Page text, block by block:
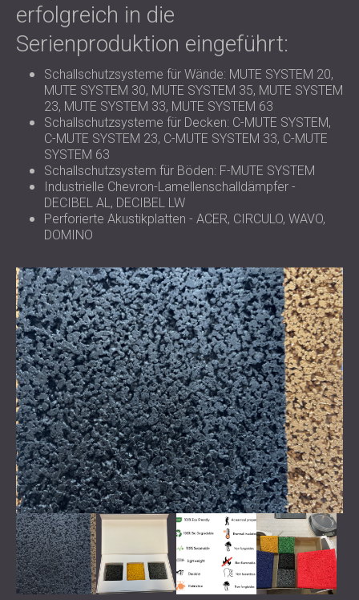
erfolgreich in die
Serienproduktion eingeführt:
Schallschutzsysteme für Wände: MUTE SYSTEM 20,
MUTE SYSTEM 30, MUTE SYSTEM 35, MUTE SYSTEM
23, MUTE SYSTEM 33, MUTE SYSTEM 63
Schallschutzsysteme für Decken: C-MUTE SYSTEM,
C-MUTE SYSTEM 23, C-MUTE SYSTEM 33, C-MUTE
SYSTEM 63
Schallschutzsystem für Böden: F-MUTE SYSTEM
Industrielle Chevron-Lamellenschalldämpfer -
DECIBEL АL, DECIBEL LW
Perforierte Akustikplatten - ACER, CIRCULO, WAVO,
DOMINO